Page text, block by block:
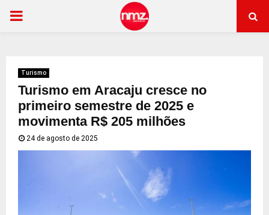
PRIMARY
Turismo
Turismo em Aracaju cresce no
primeiro semestre de 2025 e
movimenta R$ 205 milhões
24 de agosto de 2025